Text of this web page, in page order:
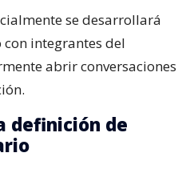
se desarrollará
integrantes del
abrir conversaciones
definición de